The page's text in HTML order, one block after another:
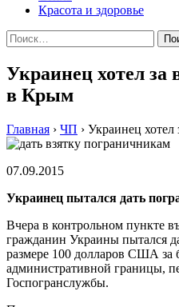
Красота и здоровье
Найти:
Украинец хотел за
в Крым
Главная › ЧП › Украинец
07.09.2015
Украинец пытался дать
Вчера в контрольном пункте
гражданин Украины пытался
размере 100 долларов США за
административной границы,
Госпогранслужбы.